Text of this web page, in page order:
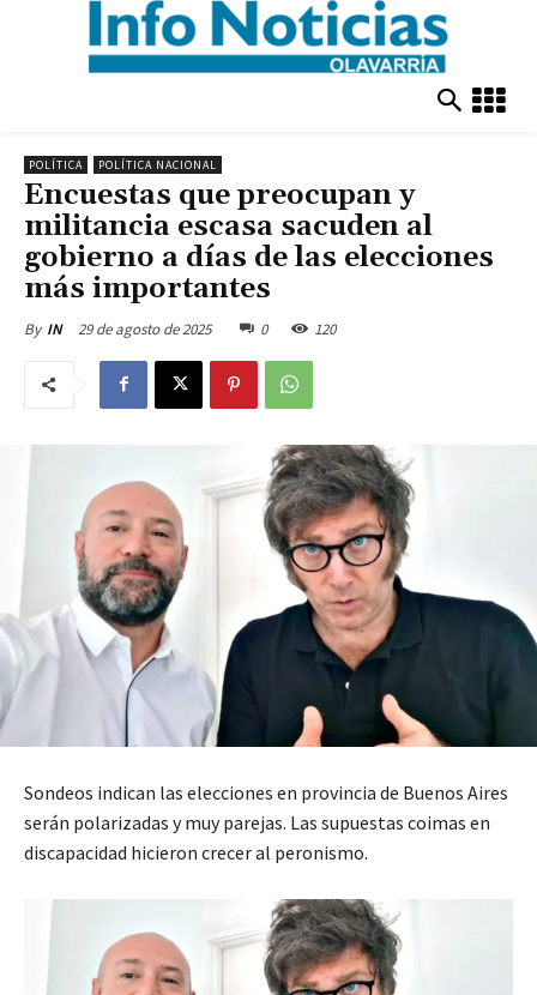
POLÍTICA POLÍTICA NACIONAL
Encuestas que preocupan y
militancia escasa sacuden al
gobierno a días de las elecciones
más importantes
By IN 29 de agosto de 2025 0 120
Sondeos indican las elecciones en provincia de Buenos Aires
serán polarizadas y muy parejas. Las supuestas coimas en
discapacidad hicieron crecer al peronismo.